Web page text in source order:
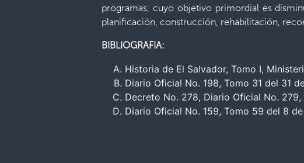
programas, cuyo objetivo primordial es
planificación, construcción, rehabilitación,
BIBLIOGRAFIA:
Historia de El Salvador, Tomo I,
Diario Oficial No. 198, Tomo 31 del 31
Decreto No. 278, Diario Oficial No.
Diario Oficial No. 159, Tomo 59 del 8